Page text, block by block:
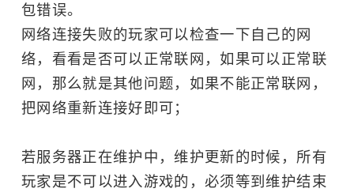
包错误。
网络连接失败的玩家可以检查一下自己的网
络，看看是否可以正常联网，如果可以正常联
网，那么就是其他问题，如果不能正常联网，
把网络重新连接好即可；
若服务器正在维护中，维护更新的时候，所有
玩家是不可以进入游戏的，必须等到维护结束